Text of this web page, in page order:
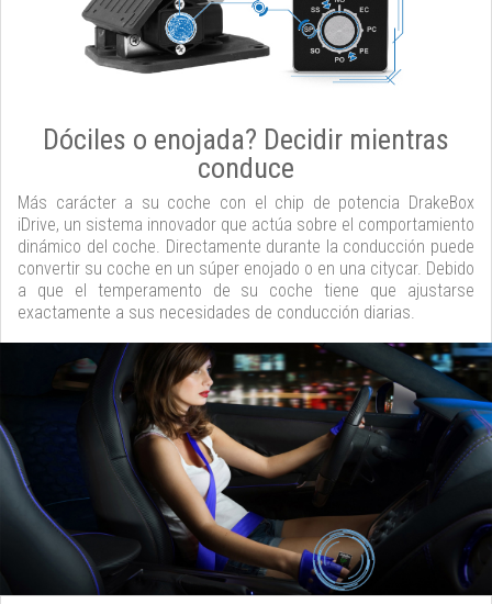
Dóciles o enojada? Decidir mientras
conduce
Más carácter a su coche con el chip de potencia DrakeBox
iDrive, un sistema innovador que actúa sobre el comportamiento
dinámico del coche. Directamente durante la conducción puede
convertir su coche en un súper enojado o en una citycar. Debido
a que el temperamento de su coche tiene que ajustarse
exactamente a sus necesidades de conducción diarias.